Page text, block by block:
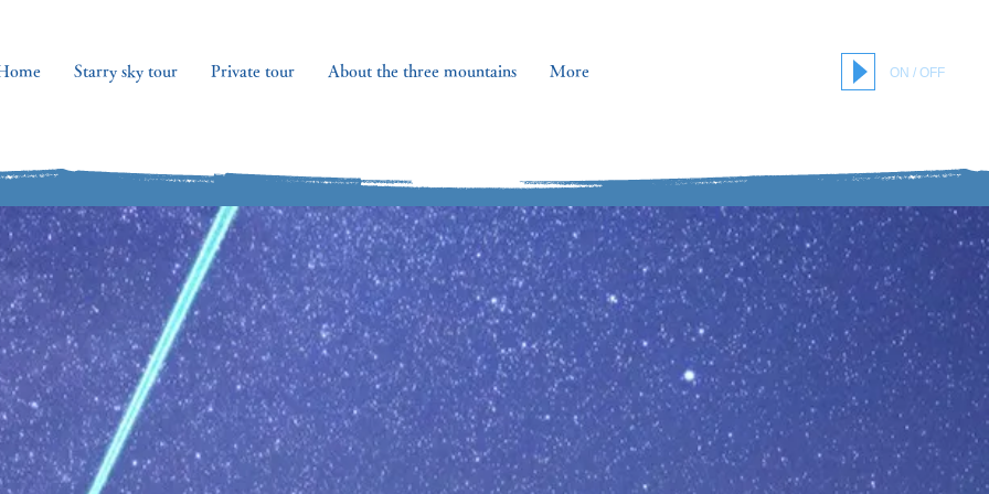
Starry sky tour Private tour About the three mountains More ON / OFF